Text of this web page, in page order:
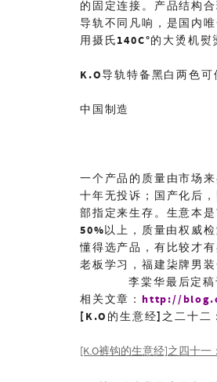
的固定连接。产品结构
导轨不同凡响，是国内
用摄氏140C°的大烫机
K.O导轨特备黑白两色可
中国制造
一个产品的质量由市场
十年无投诉；国产化后
部指定来生存。生意本
50%以上，质量由权威
懂得选产品，有比较才
老板学习，福建柒牌男
李棠华最后定稿
相关文章： http://
[K.O 的生意经]之二十二
[K.O裤钩的生意经]之四十一